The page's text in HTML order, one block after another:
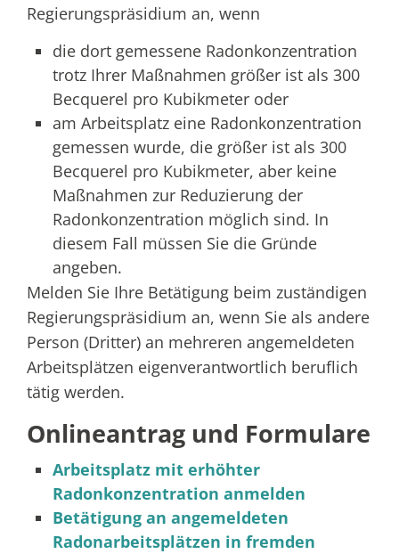
Regierungspräsidium an, wenn
die dort gemessene Radonkonzentration
trotz Ihrer Maßnahmen größer ist als 300
Becquerel pro Kubikmeter oder
am Arbeitsplatz eine Radonkonzentration
gemessen wurde, die größer ist als 300
Becquerel pro Kubikmeter, aber keine
Maßnahmen zur Reduzierung der
Radonkonzentration möglich sind. In
diesem Fall müssen Sie die Gründe
angeben.
Melden Sie Ihre Betätigung beim zuständigen
Regierungspräsidium an, wenn Sie als andere
Person (Dritter) an mehreren angemeldeten
Arbeitsplätzen eigenverantwortlich beruflich
tätig werden.
Onlineantrag und Formulare
Arbeitsplatz mit erhöhter
Radonkonzentration anmelden
Betätigung an angemeldeten
Radonarbeitsplätzen in fremden